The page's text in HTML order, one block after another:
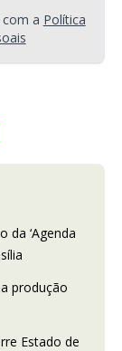
a Política
da ‘Agenda
produção
Estado de